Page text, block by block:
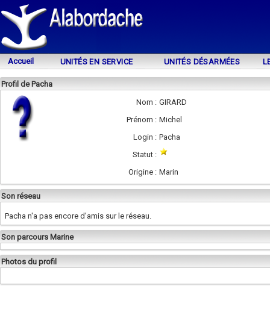
Accueil UNITÉS EN SERVICE UNITÉS DÉSARMÉES
Profil de Pacha
Nom : GIRARD
Prénom : Michel
Login : Pacha
Statut :
Origine : Marin
Son réseau
Pacha n'a pas encore d'amis sur le réseau.
Son parcours Marine
Photos du profil